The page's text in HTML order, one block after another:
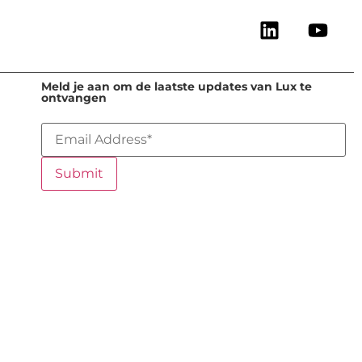
Meld je aan om de laatste updates van Lux te
ontvangen